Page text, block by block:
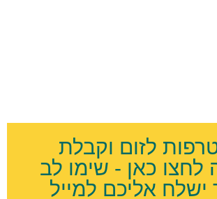
לזום וקבלת
כאן - שימו לב
ישלח אליכם למייל